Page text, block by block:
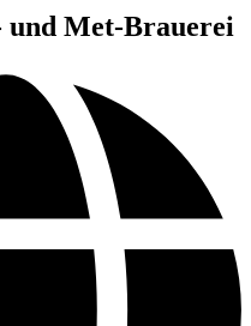
und Met-Brauerei